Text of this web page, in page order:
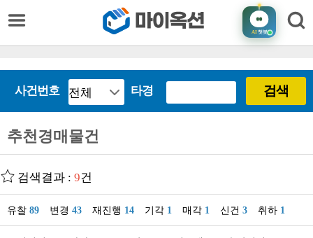
AI챗봇
사건번호 타경 검색
추천경매물건
검색결과 : 9건
유찰 89 변경 43 재진행 14 기각 1 매각 1 신건 3 취하 1